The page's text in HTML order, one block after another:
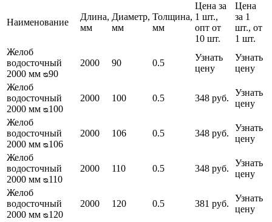
Наименование
Длина,
мм
Диаметр,
мм
Толщина,
мм
Цена за
1 шт.,
опт от
10 шт.
Цена
за 1
шт., от
1 шт.
Желоб
водосточный
2000 мм ᴓ90
2000 90 0.5
Узнать
цену
Узнать
цену
Желоб
водосточный
2000 мм ᴓ100
2000 100 0.5 348 руб.
Узнать
цену
Желоб
водосточный
2000 мм ᴓ106
2000 106 0.5 348 руб.
Узнать
цену
Желоб
водосточный
2000 мм ᴓ110
2000 110 0.5 348 руб.
Узнать
цену
Желоб
водосточный
2000 мм ᴓ120
2000 120 0.5 381 руб.
Узнать
цену